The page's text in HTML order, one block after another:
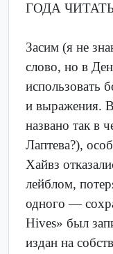
ГОДА
Засим (я не
слово, но в
использовать
и выражения.
названо так в
Лаптева?),
Хайвз
лейблом,
одного —
Hives» был
издан на